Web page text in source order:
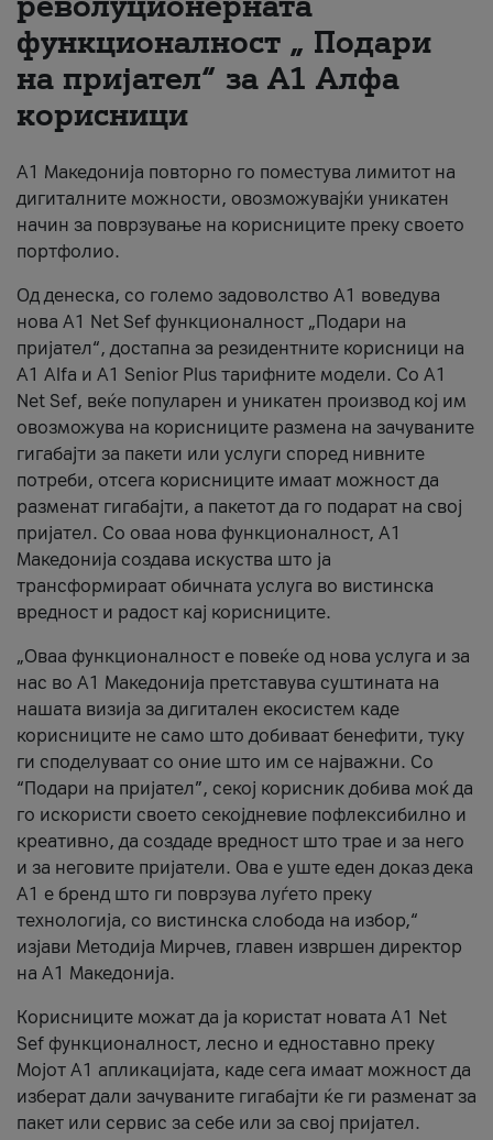
За нас
#ПодобарОнлајн
функционалност „ Подари
на пријател“ за А1 Алфа
корисници
А1 Македонија повторно го поместува лимитот на
дигиталните можности, овозможувајќи уникатен
начин за поврзување на корисниците преку своето
портфолио.
Од денеска, со големо задоволство А1 воведува
нова A1 Net Sef функционалност „Подари на
пријател“, достапна за резидентните корисници на
А1 Alfa и A1 Senior Plus тарифните модели. Со A1
Net Sef, веќе популарен и уникатен производ кој им
овозможува на корисниците размена на зачуваните
гигабајти за пакети или услуги според нивните
потреби, отсега корисниците имаат можност да
разменат гигабајти, а пакетот да го подарат на свој
пријател. Со оваа нова функционалност, А1
Македонија создава искуства што ја
трансформираат обичната услуга во вистинска
вредност и радост кај корисниците.
„Оваа функционалност е повеќе од нова услуга и за
нас во А1 Македонија претставува суштината на
нашата визија за дигитален екосистем каде
корисниците не само што добиваат бенефити, туку
ги споделуваат со оние што им се најважни. Со
“Подари на пријател”, секој корисник добива моќ да
го искористи своето секојдневие пофлексибилно и
креативно, да создаде вредност што трае и за него
и за неговите пријатели. Ова е уште еден доказ дека
А1 е бренд што ги поврзува луѓето преку
технологија, со вистинска слобода на избор,“
изјави Методија Мирчев, главен извршен директор
на А1 Македонија.
Корисниците можат да ја користат новата А1 Net
Sef функционалност, лесно и едноставно преку
Мојот А1 апликацијата, каде сега имаат можност да
изберат дали зачуваните гигабајти ќе ги разменат за
пакет или сервис за себе или за свој пријател.